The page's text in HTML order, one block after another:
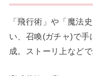
「飛行術」や「魔法
い、召喚(ガチャ)で
成。ストーリ上など